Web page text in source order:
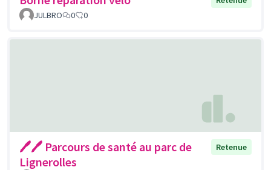
JULBRO
0 0
🖊🖊 Parcours de santé au parc de
Lignerolles
Retenue